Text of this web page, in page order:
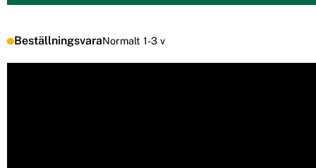
BeställningsvaraNormalt 1-3 v